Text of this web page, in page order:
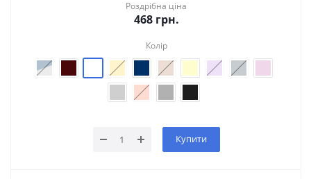
Роздрібна ціна
468грн.
Колір
Купити